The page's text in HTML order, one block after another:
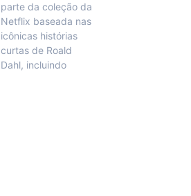
parte da coleção da
Netflix baseada nas
icônicas histórias
curtas de Roald
Dahl, incluindo